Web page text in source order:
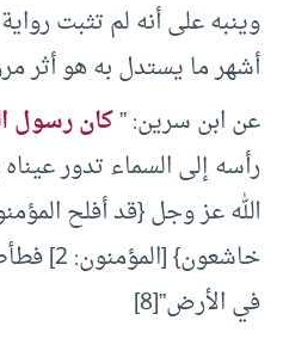
وينبه على أنه لم تثبت
أشهر ما يستدل به هو أثر
عن ابن سرين: ”كان رسول
رأسه إلى السماء تدور
الله عز وجل {قد أفلح
خاشعون}
في الأرض”[8]